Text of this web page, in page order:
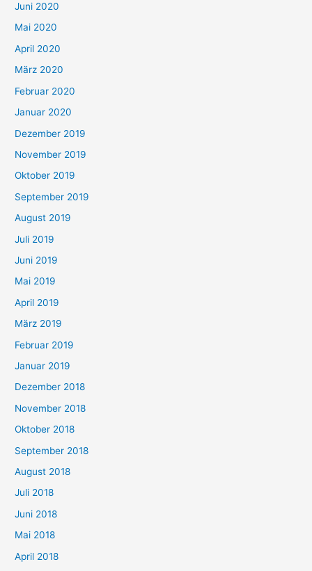
Juni 2020
Mai 2020
April 2020
März 2020
Februar 2020
Januar 2020
Dezember 2019
November 2019
Oktober 2019
September 2019
August 2019
Juli 2019
Juni 2019
Mai 2019
April 2019
März 2019
Februar 2019
Januar 2019
Dezember 2018
November 2018
Oktober 2018
September 2018
August 2018
Juli 2018
Juni 2018
Mai 2018
April 2018